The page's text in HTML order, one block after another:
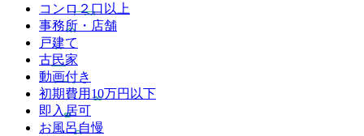
コンロ２口以上
事務所・店舗
戸建て
古民家
動画付き
初期費用10万円以下
即入居可
お風呂自慢